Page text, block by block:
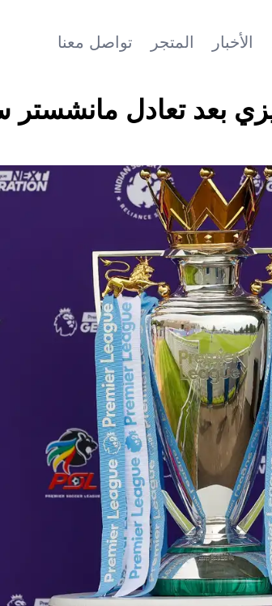
الأخبار المتجر تواصل معنا
بعد تعادل مانشستر